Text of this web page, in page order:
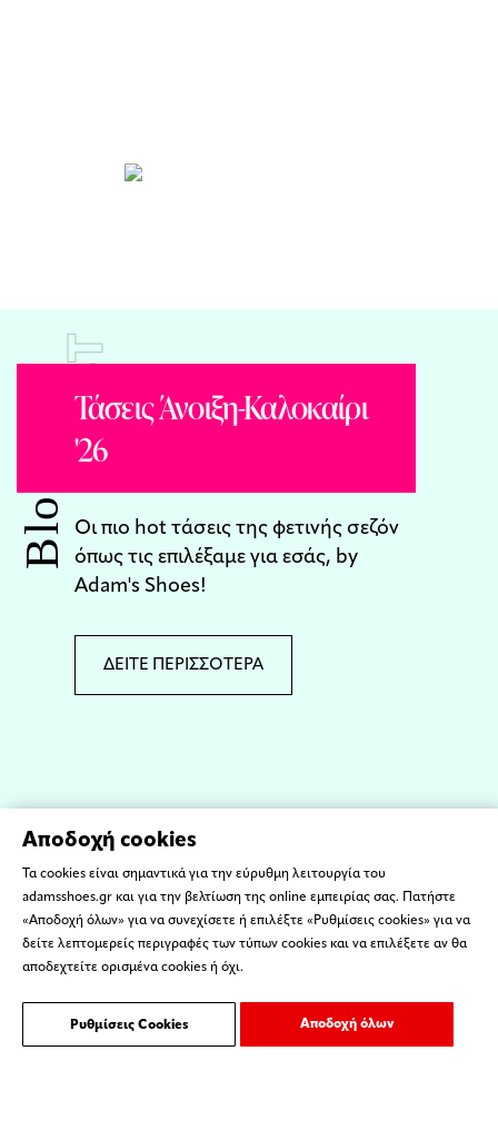
Αποδοχή cookies
Τα cookies είναι σημαντικά για την εύρυθμη λειτουργία του
adamsshoes.gr και για την βελτίωση της online εμπειρίας σας. Πατήστε
«Αποδοχή όλων» για να συνεχίσετε ή επιλέξτε «Ρυθμίσεις cookies» για να
δείτε λεπτομερείς περιγραφές των τύπων cookies και να επιλέξετε αν θα
αποδεχτείτε ορισμένα cookies ή όχι.
Ρυθμίσεις Cookies Αποδοχή όλων
Blog
POST
Τάσεις Άνοιξη-Καλοκαίρι
'26
Οι πιο hot τάσεις της φετινής σεζόν
όπως τις επιλέξαμε για εσάς, by
Adam's Shoes!
ΔΕΙΤΕ ΠΕΡΙΣΣΟΤΕΡΑ